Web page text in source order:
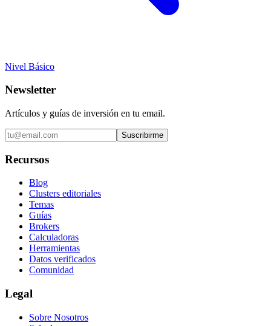
Nivel Básico
Newsletter
Artículos y guías de inversión en tu email.
Suscribirme
Recursos
Blog
Clusters editoriales
Temas
Guías
Brokers
Calculadoras
Herramientas
Datos verificados
Comunidad
Legal
Sobre Nosotros